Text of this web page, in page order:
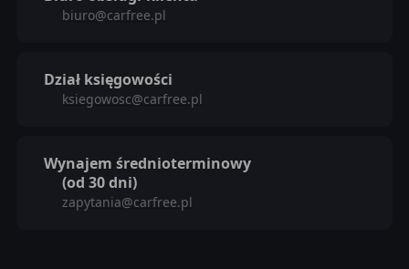
biuro@carfree.pl
Dział księgowości
ksiegowosc@carfree.pl
Wynajem średnioterminowy
(od 30 dni)
zapytania@carfree.pl